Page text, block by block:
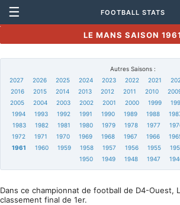
☰ FOOTBALL STATS
LE MANS SAISON 1961
Autres Saisons :
2027
2026 2025 2024 2023 2022 2021
2016
2015 2014 2013 2012 2011 2010
2005
2004 2003 2002 2001 2000 1999
1994
1993 1992 1991 1990 1989 1988
1983
1982 1981 1980 1979 1978 1977
1972
1971 1970 1969 1968 1967 1966
1961
1960 1959 1958 1957 1956 1955
1950
1949 1948 1947
Dans ce championnat de football de D4-Ouest,
classement final de 1er.